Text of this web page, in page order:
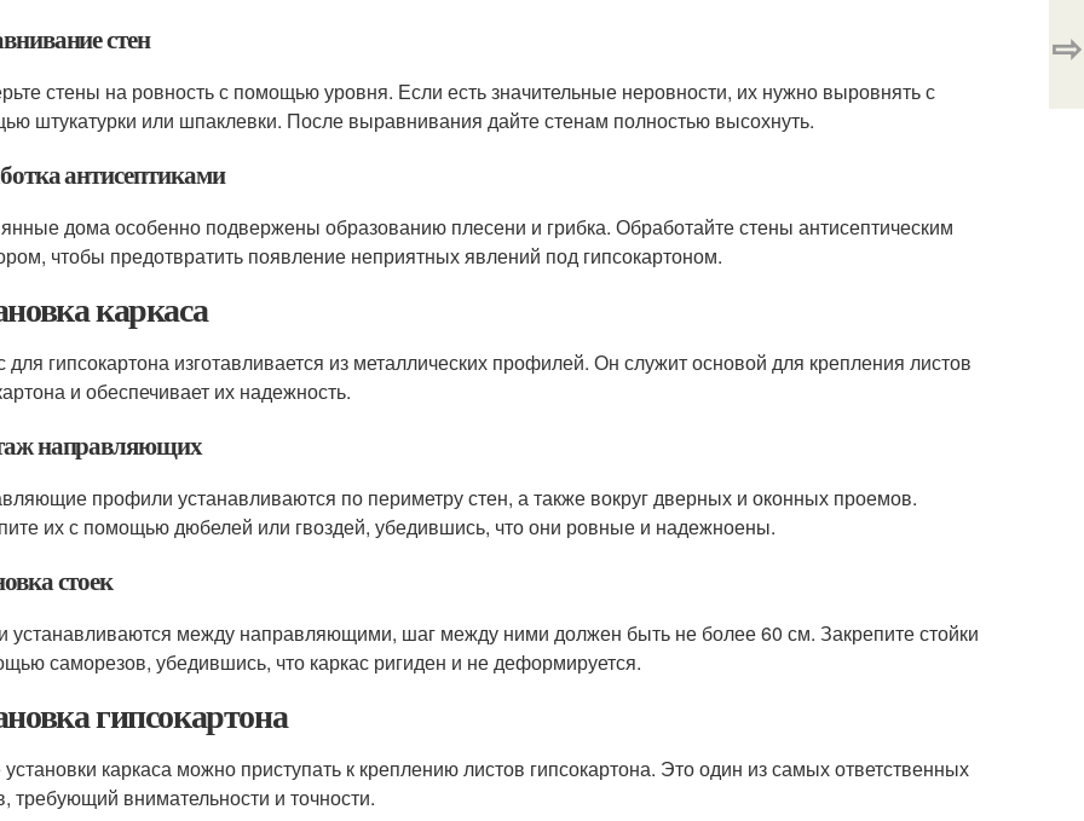
стен
стены на ровность с помощью уровня. Если есть значительные неровности, их нужно выровнять с
штукатурки или шпаклевки. После выравнивания дайте стенам полностью высохнуть.
антисептиками
дома особенно подвержены образованию плесени и грибка. Обработайте стены антисептическим
чтобы предотвратить появление неприятных явлений под гипсокартоном.
каркаса
для гипсокартона изготавливается из металлических профилей. Он служит основой для крепления листов
и обеспечивает их надежность.
направляющих
профили устанавливаются по периметру стен, а также вокруг дверных и оконных проемов.
их с помощью дюбелей или гвоздей, убедившись, что они ровные и надежноены.
стоек
устанавливаются между направляющими, шаг между ними должен быть не более 60 см. Закрепите стойки
саморезов, убедившись, что каркас ригиден и не деформируется.
гипсокартона
каркаса можно приступать к креплению листов гипсокартона. Это один из самых ответственных
требующий внимательности и точности.
⇨